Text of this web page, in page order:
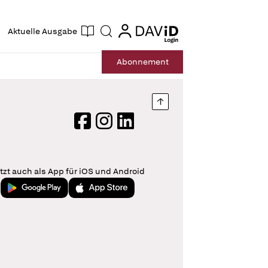
Aktuelle Ausgabe Suche login
login
Abonnement
Nach oben springen
FacebookInstagram
LinkedIn
auch als App für iOS und Android
Jetzt bei Google PlayLaden im App Store